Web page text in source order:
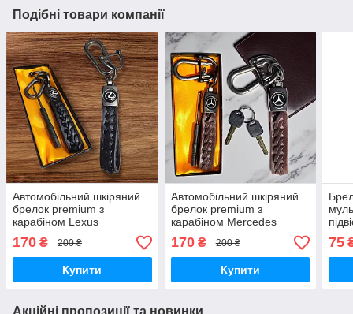
Подібні товари компанії
Автомобільний шкіряний
брелок premium з
карабіном Lexus
170 ₴ 200 ₴
Купити
Автомобільний шкіряний
брелок premium з
карабіном Mercedes
коричневий
170₴ 200 ₴
Купити
та
75